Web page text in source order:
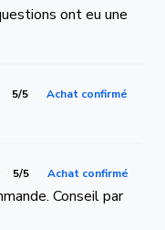
ont eu une
5/5 Achat confirmé
5/5 Achat confirmé
Conseil par